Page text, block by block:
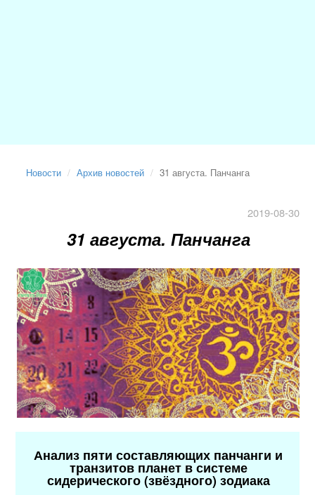
Новости Архив новостей 31 августа. Панчанга
2019-08-30
31 августа. Панчанга
Анализ пяти составляющих панчанги и
транзитов планет в системе
сидерического (звёздного) зодиака